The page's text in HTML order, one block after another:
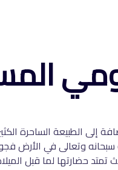
إلى الطبيعة
وتعالى في الأرض
تمتد حضارتها لما قبل